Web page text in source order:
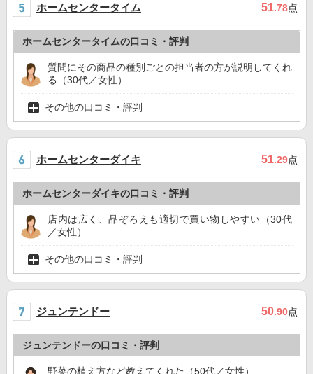
ホームセンタータイム 51.78点
ホームセンタータイムの口コミ・評判
質問にその商品の種別ごとの担当者の方が説明してくれ
る（30代／女性）
その他の口コミ・評判
ホームセンターダイキ 51.29点
ホームセンターダイキの口コミ・評判
店内は広く、品ぞろえも適切で買い物しやすい（30代
／女性）
その他の口コミ・評判
ジュンテンドー 50.90点
ジュンテンドーの口コミ・評判
野菜の植え方など教えてくれた（50代／女性）